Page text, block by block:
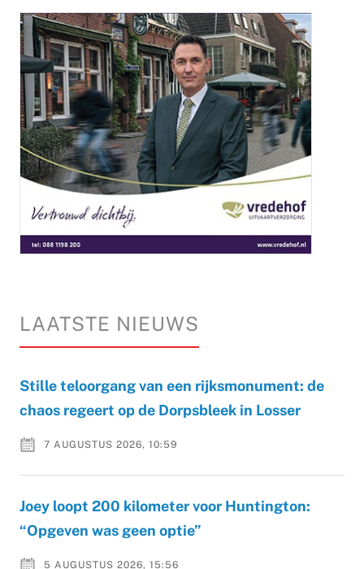
LAATSTE NIEUWS
Stille teloorgang van een rijksmonument: de
chaos regeert op de Dorpsbleek in Losser
7 AUGUSTUS 2026, 10:59
Joey loopt 200 kilometer voor Huntington:
“Opgeven was geen optie”
5 AUGUSTUS 2026, 15:56